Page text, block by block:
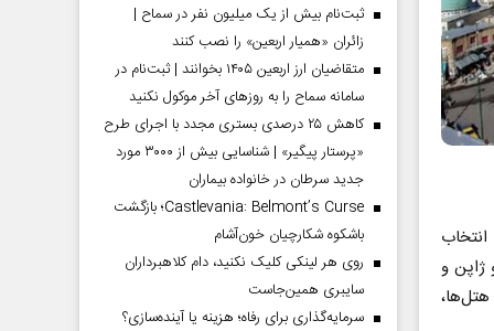
ژاپن و
ثبت‌نام بیش از یک میلیون نفر در سماح |
زائران «همیار اربعین» را نصب کنند
متقاضیان ارز اربعین ۱۴۰۵ بخوانند | ثبت‌نام در
سامانه سماح را به روز‌های آخر موکول نکنید
کاهش ۲۵ درصدی بستری مجدد با اجرای طرح
«پرستار پیگیر» | شناسایی بیش از ۳۰۰۰ مورد
جدید سرطان در خانواده بیماران
Castlevania: Belmont’s Curse؛ بازگشت
باشکوه شکارچیان خون‌آشام
روی هر لینکی کلیک نکنید، دام کلاهبرداران
سایبری همین‌جاست
سرمایه‌گذاری برای رفاه؛ هزینه یا آینده‌سازی؟